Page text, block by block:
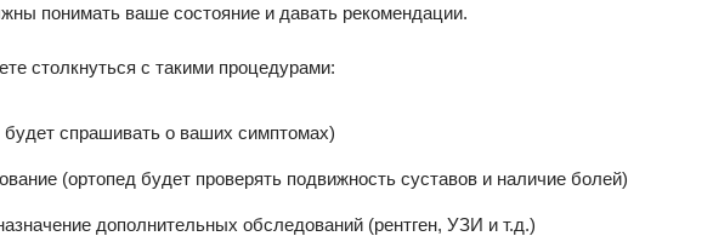
понимать ваше состояние и давать рекомендации.
столкнуться с такими процедурами:
спрашивать о ваших симптомах)
(ортопед будет проверять подвижность суставов и наличие болей)
дополнительных обследований (рентген, УЗИ и т.д.)